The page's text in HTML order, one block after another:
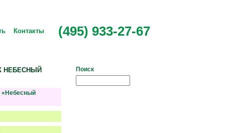
Контакты (495) 933-27-67
НЕБЕСНЫЙ
«Небесный
Поиск